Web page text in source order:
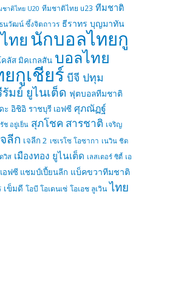
ชาติไทย U20 ทีมชาติไทย u23 ทีมชาติ
ธนวัฒน์ ซึ้งจิตถาวร ธีราทร บุญมาทัน
ทยนักบอลไทยกู
ลัส มิคเกลสัน บอลไทย
กูเชียร์ บีจี ปทุม
มย์ ยูไนเต็ด ฟุตบอลทีมชาติ
ะ อิชิอิ ราชบุรี เอฟซี ศุภณัฏฐ์
ช อยู่เย็น สุภโชค สารชาติ เจริญ
จลีก เจลีก 2 เซเรโซ โอซากา เนวิน ชิด
วิส เมืองทอง ยูไนเต็ด เลสเตอร์ ซิตี้ เอ
เอฟซี แชมป์เปี้ยนลีก แบ็คขวาทีมชาติ
เข็มดี โอบี โอเดนเซ่ โอเอช ลูเวิน ไทย